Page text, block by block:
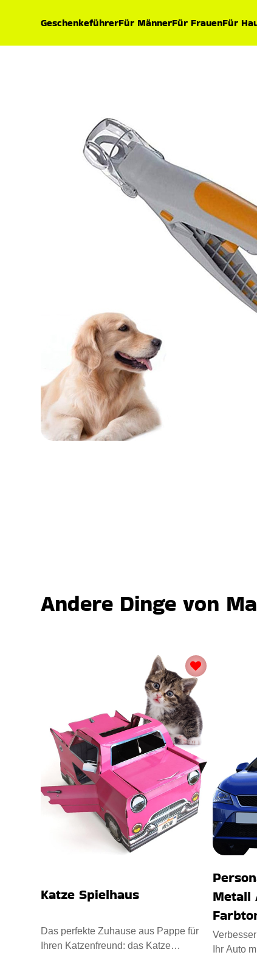
GeschenkeführerFür MännerFür FrauenFür
Andere Dinge von
Katze Spielhaus
Das perfekte Zuhause aus Pappe für
Ihren Katzenfreund: das Katze
Metall
Ihr Auto